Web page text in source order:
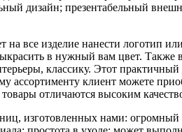
дизайн; презентабельный
на все изделие нанести логотип
в нужный вам цвет. Также
классику. Этот
ассортименту клиент можете
отличаются высоким
изготовленных нами: